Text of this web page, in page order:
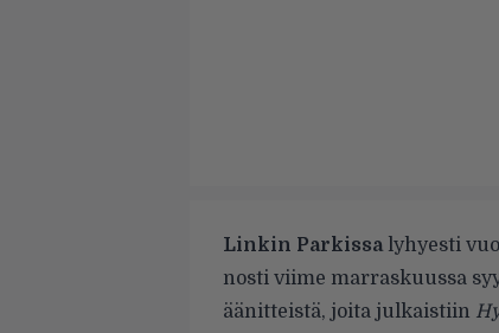
Linkin Parkissalyhyesti
nosti viime marraskuussa
äänitteistä, joita julkaistiin